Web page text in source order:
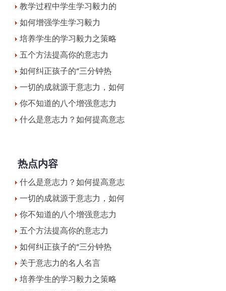
教学过程中学生学习毅力的
如何增强学生学习毅力
培养学生的学习毅力之策略
五个方法提高你的意志力
如何纠正孩子的“三分钟热
一切的成就源于意志力，如何
你不知道的八个增强意志力
什么是意志力？如何提高意志
热点内容
什么是意志力？如何提高意志
一切的成就源于意志力，如何
你不知道的八个增强意志力
五个方法提高你的意志力
如何纠正孩子的“三分钟热
关于意志力的名人名言
培养学生的学习毅力之策略